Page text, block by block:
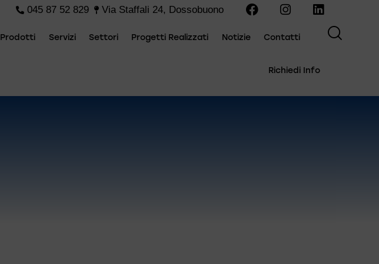
045 87 52 829 Via Staffali 24, Dossobuono
Prodotti Servizi Settori Progetti Realizzati Notizie Contatti
Richiedi Info